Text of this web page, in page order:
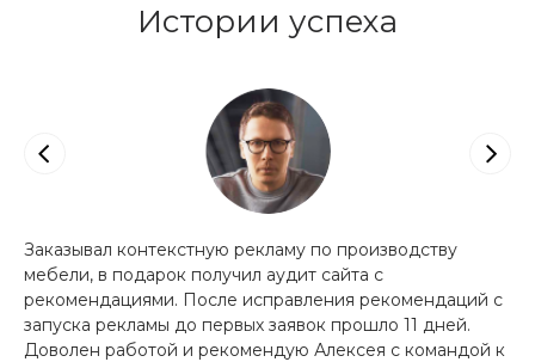
Истории успеха
Заказывал контекстную рекламу по производству
мебели, в подарок получил аудит сайта с
рекомендациями. После исправления рекомендаций с
запуска рекламы до первых заявок прошло 11 дней.
Доволен работой и рекомендую Алексея с командой к